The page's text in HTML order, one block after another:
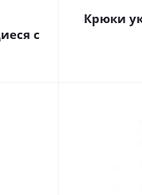
с
Крюки